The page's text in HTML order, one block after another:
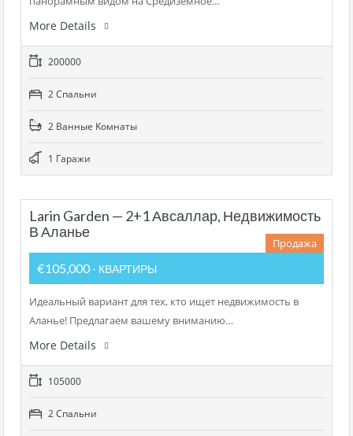
More Details
200000
2 Cпальни
2 Bанные Kомнаты
1 Гаражи
Larin Garden — 2+1 Авсаллар, Недвижимость
В Аланье
Продажа
€105,000 - КВАРТИРЫ
Идеальный вариант для тех, кто ищет недвижимость в
Аланье! Предлагаем вашему вниманию…
More Details
105000
2 Cпальни